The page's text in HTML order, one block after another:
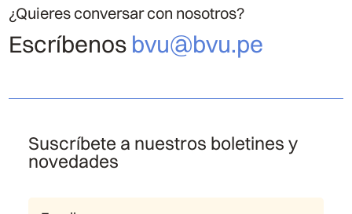
¿Quieres conversar con nosotros?
Escríbenos bvu@bvu.pe
Suscríbete a nuestros boletines y
novedades